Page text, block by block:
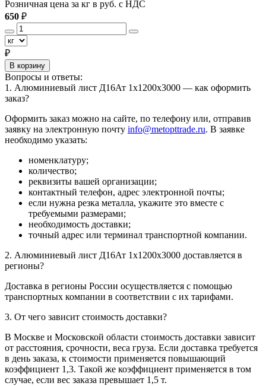
Розничная цена за кг в руб. с НДС
650 ₽
₽
В корзину
Вопросы и ответы:
1. Алюминиевый лист Д16Ат 1х1200х3000 — как оформить
заказ?
Оформить заказ можно на сайте, по телефону или, отправив
заявку на электронную почту info@metopttrade.ru. В заявке
необходимо указать:
номенклатуру;
количество;
реквизиты вашей организации;
контактный телефон, адрес электронной почты;
если нужна резка металла, укажите это вместе с
требуемыми размерами;
необходимость доставки;
точный адрес или терминал транспортной компании.
2. Алюминиевый лист Д16Ат 1х1200х3000 доставляется в
регионы?
Доставка в регионы России осуществляется с помощью
транспортных компании в соответствии с их тарифами.
3. От чего зависит стоимость доставки?
В Москве и Московской области стоимость доставки зависит
от расстояния, срочности, веса груза. Если доставка требуется
в день заказа, к стоимости применяется повышающий
коэффициент 1,3. Такой же коэффициент применяется в том
случае, если вес заказа превышает 1,5 т.